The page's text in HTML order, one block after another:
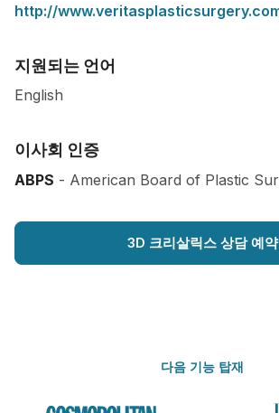
http://
지원되는 언어
English
이사회 인증
ABPS - American Board of Plastic
3D 크리살릭스 상담 예약
다음 기능 탑재